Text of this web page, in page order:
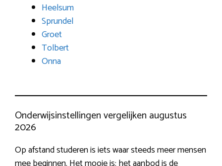
Heelsum
Sprundel
Groet
Tolbert
Onna
Onderwijsinstellingen vergelijken augustus
2026
Op afstand studeren is iets waar steeds meer mensen